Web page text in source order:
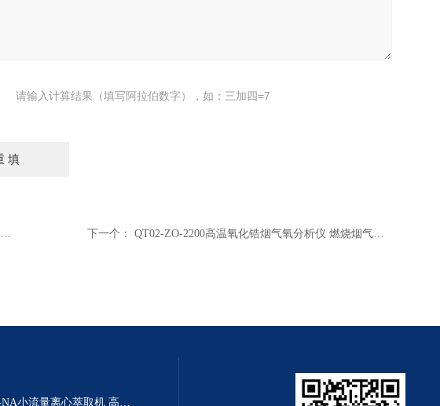
请输入计算结果（填写阿拉伯数字），如：三加四=7
下一个： QT02-ZO-2200高温氧化锆烟气氧分析仪 燃烧烟气中残氧含量分析仪 烟气中残氧含量测定仪
HG21-CTL50-NA小流量离心萃取机 高效率离心萃取仪 小流量离心机